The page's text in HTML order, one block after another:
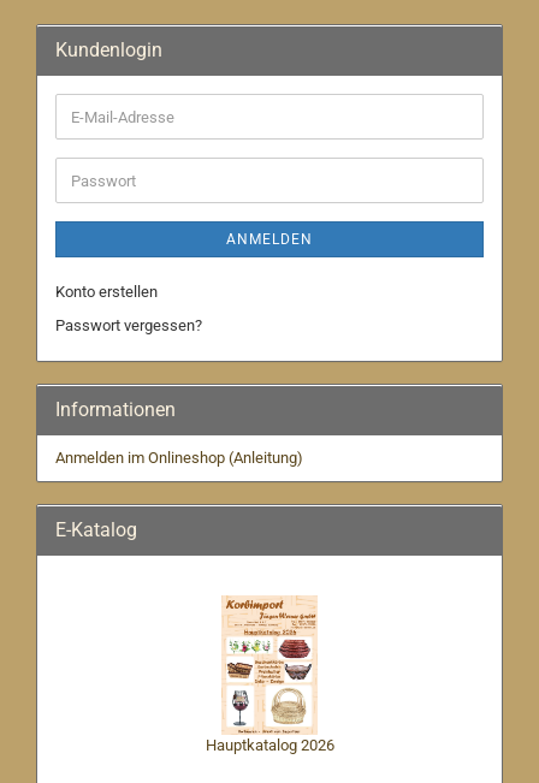
Kundenlogin
E-
Mail-
Adresse
Passwort
ANMELDEN
Konto erstellen
Passwort vergessen?
Informationen
Anmelden im Onlineshop (Anleitung)
E-Katalog
Hauptkatalog 2026